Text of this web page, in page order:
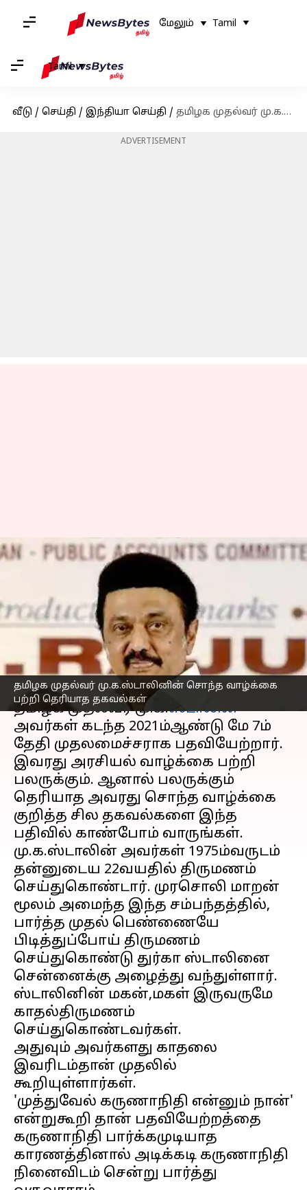
மேலும் Tamil
Tamil
வீடு / செய்தி / இந்தியா செய்தி / தமிழக முதல்வர் மு.க.ஸ்டாலினின் சொந்த வாழ்க்கை பற்றி தெரியாத தகவல்கள்
ADVERTISEMENT
தமிழக முதல்வர் மு.க.ஸ்டாலினின் சொந்த வாழ்க்கை
பற்றி தெரியாத தகவல்கள்
தமிழக முதல்வர்
மு.க.ஸ்டாலினின் சொந்த
வாழ்க்கை பற்றி தெரியாத
தகவல்கள்
எழுதியவர் Nivetha P Feb 28, 2023 06:33 pm
செய்தி முன்னோட்டம்
தமிழக முதல்வர் மு.க.ஸ்டாலின்
அவர்கள் கடந்த 2021ம்ஆண்டு மே 7ம்
தேதி முதலமைச்சராக பதவியேற்றார்.
இவரது அரசியல் வாழ்க்கை பற்றி
பலருக்கும். ஆனால் பலருக்கும்
தெரியாத அவரது சொந்த வாழ்க்கை
குறித்த சில தகவல்களை இந்த
பதிவில் காண்போம் வாருங்கள்.
மு.க.ஸ்டாலின் அவர்கள் 1975ம்வருடம்
தன்னுடைய 22வயதில் திருமணம்
செய்துகொண்டார். முரசொலி மாறன்
மூலம் அமைந்த இந்த சம்பந்தத்தில்,
பார்த்த முதல் பெண்ணையே
பிடித்துப்போய் திருமணம்
செய்துகொண்டு துர்கா ஸ்டாலினை
சென்னைக்கு அழைத்து வந்துள்ளார்.
ஸ்டாலினின் மகன்,மகள் இருவருமே
காதல்திருமணம்
செய்துகொண்டவர்கள்.
அதுவும் அவர்களது காதலை
இவரிடம்தான் முதலில்
கூறியுள்ளார்கள்.
'முத்துவேல் கருணாநிதி என்னும் நான்'
என்றுகூறி தான் பதவியேற்றத்தை
கருணாநிதி பார்க்கமுடியாத
காரணத்தினால் அடிக்கடி கருணாநிதி
நினைவிடம் சென்று பார்த்து